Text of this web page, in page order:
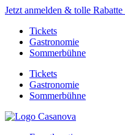
Jetzt anmelden & tolle Rabatte
Tickets
Gastronomie
Sommerbühne
Tickets
Gastronomie
Sommerbühne